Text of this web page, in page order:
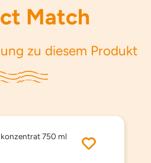
Match
zu diesem Produkt